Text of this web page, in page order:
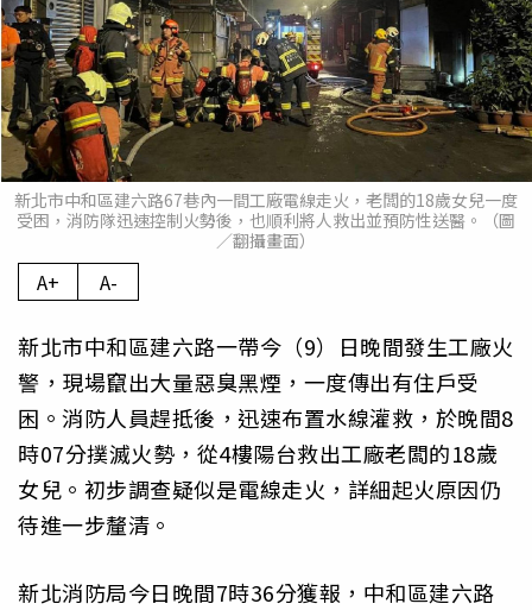
新北市中和區建六路67巷內一間工廠電線走火，老闆的18歲女兒一度
受困，消防隊迅速控制火勢後，也順利將人救出並預防性送醫。（圖
／翻攝畫面）
A+ A-
新北市中和區建六路一帶今（9）日晚間發生工廠火
警，現場竄出大量惡臭黑煙，一度傳出有住戶受
困。消防人員趕抵後，迅速布置水線灌救，於晚間8
時07分撲滅火勢，從4樓陽台救出工廠老闆的18歲
女兒。初步調查疑似是電線走火，詳細起火原因仍
待進一步釐清。
新北消防局今日晚間7時36分獲報，中和區建六路